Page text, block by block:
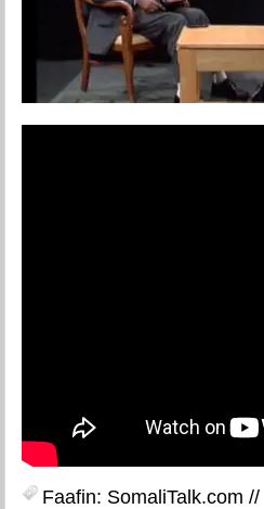
Faafin: SomaliTalk.com //